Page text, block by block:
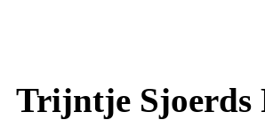
Trijntje Sjoerds